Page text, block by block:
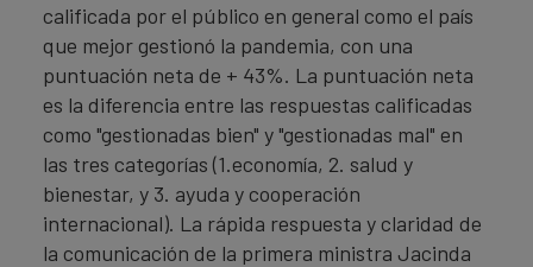
calificada por el público en general como el país
que mejor gestionó la pandemia, con una
puntuación neta de + 43%. La puntuación neta
es la diferencia entre las respuestas calificadas
como "gestionadas bien" y "gestionadas mal" en
las tres categorías (1.economía, 2. salud y
bienestar, y 3. ayuda y cooperación
internacional). La rápida respuesta y claridad de
la comunicación de la primera ministra Jacinda